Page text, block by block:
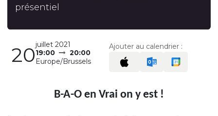
présentiel
20juillet 2021
19:00
20:00
Europe/Brussels
Ajouter au calendrier :
B-A-O en Vrai on y est !